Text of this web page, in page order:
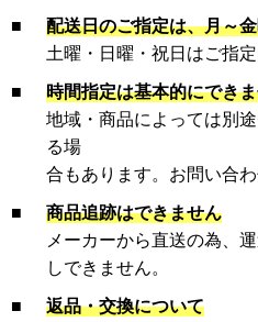
■
配送日のご指定は、月～
土曜・日曜・祝日はご指定
■
時間指定は基本的にでき
地域・商品によっては別
る場
合もあります。お問い合わ
■
商品追跡はできません
メーカーから直送の為、
しできません。
■
返品・交換について